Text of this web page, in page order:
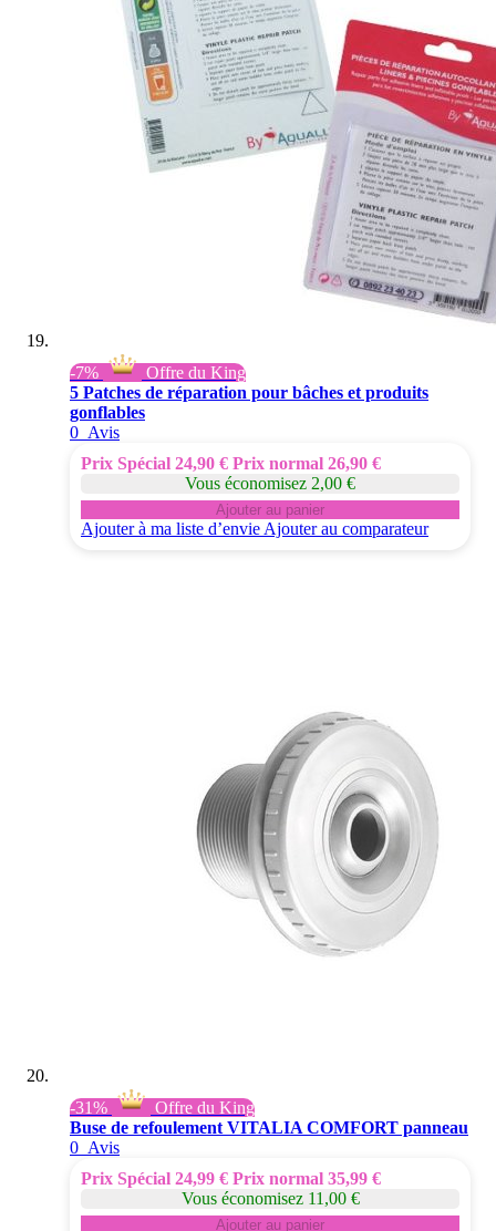
-7%
Offre du King
5 Patches de réparation pour bâches et produits
gonflables
0 Avis
Prix Spécial 24,90 € Prix normal 26,90 €
Vous économisez 2,00 €
Ajouter au panier
Ajouter à ma liste d’envie Ajouter au comparateur
-31%
Offre du King
Buse de refoulement VITALIA COMFORT panneau
0 Avis
Prix Spécial 24,99 € Prix normal 35,99 €
Vous économisez 11,00 €
Ajouter au panier